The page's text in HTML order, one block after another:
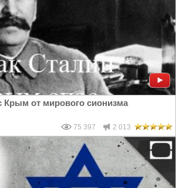
Крым от мирового сионизма
75 397 2 013